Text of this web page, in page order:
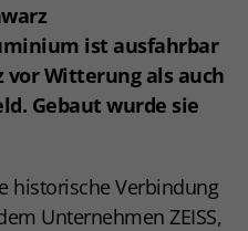
ist ausfahrbar
Witterung als auch
Gebaut wurde sie
historische Verbindung
Unternehmen ZEISS,